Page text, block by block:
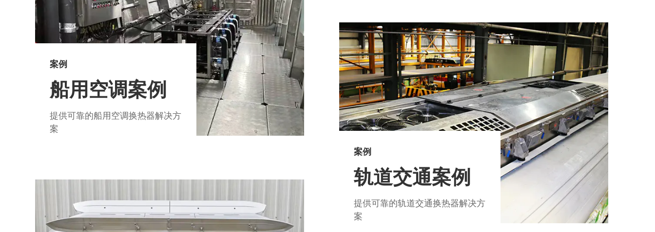
案例
船用空调案例
提供可靠的船用空调换热器解决方
案
案例
轨道交通案例
提供可靠的轨道交通换热器解决方
案